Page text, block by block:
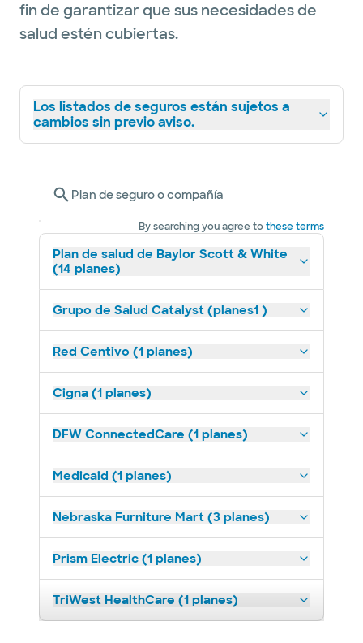
fin de garantizar que sus necesidades de
salud estén cubiertas.
Los listados de seguros están sujetos a
cambios sin previo aviso.
Plan de seguro o compañía
By searching you agree tothese terms
Plan de salud de Baylor Scott & White
(14 planes)
Grupo de Salud Catalyst (planes1 )
Red Centivo (1 planes)
Cigna (1 planes)
DFW ConnectedCare (1 planes)
Medicaid (1 planes)
Nebraska Furniture Mart (3 planes)
Prism Electric (1 planes)
TriWest HealthCare (1 planes)